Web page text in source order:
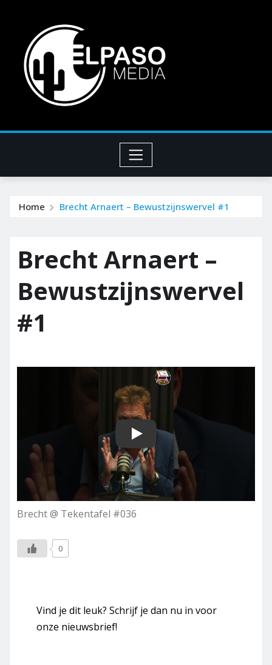
Home Brecht Arnaert – Bewustzijnswervel #1
Brecht Arnaert –
Bewustzijnswervel
#1
Play
Brecht @ Tekentafel #036
0
Vind je dit leuk? Schrijf je dan nu in voor
onze nieuwsbrief!